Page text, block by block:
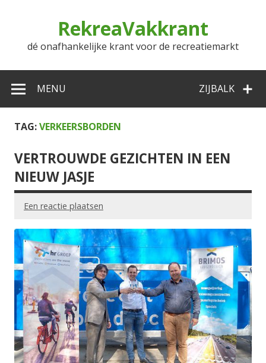
RekreaVakkrant
dé onafhankelijke krant voor de recreatiemarkt
ZIJBALK
MENU
TAG:VERKEERSBORDEN
VERTROUWDE GEZICHTEN IN EEN
NIEUW JASJE
Een reactie plaatsen